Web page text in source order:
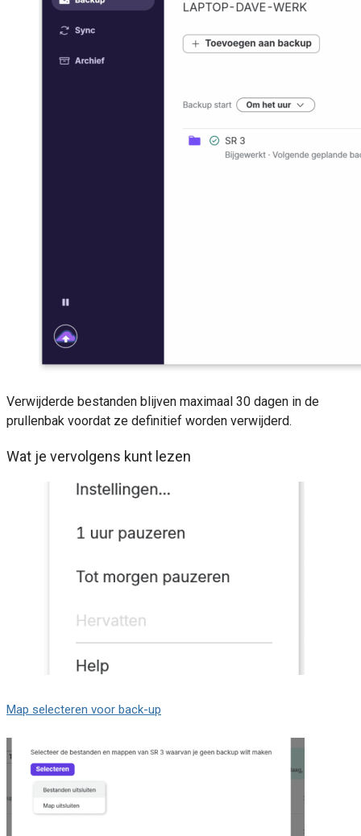
Verwijderde bestanden blijven maximaal 30 dagen in de
prullenbak voordat ze definitief worden verwijderd.
Wat je vervolgens kunt lezen
Map selecteren voor back-up